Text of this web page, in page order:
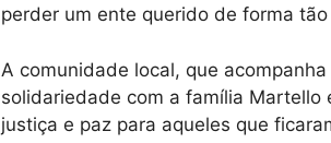
perder um ente querido de forma
A comunidade local, que
solidariedade com a família Martello
justiça e paz para aqueles que